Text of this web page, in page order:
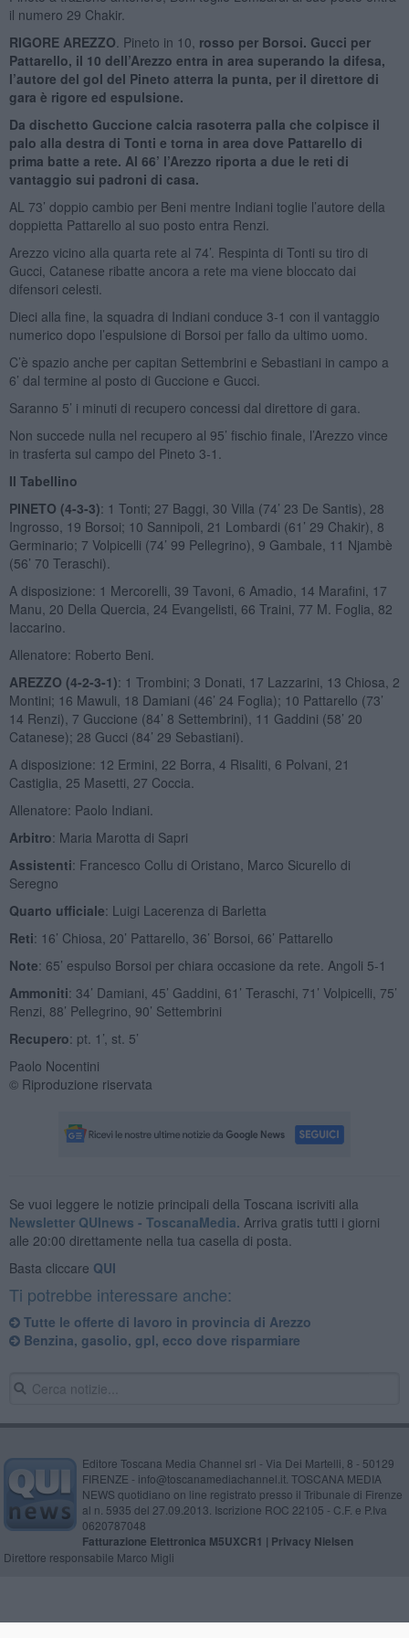
il numero 29 Chakir.
RIGORE AREZZO . Pineto in 10, rosso per Borsoi. Gucci per
Pattarello, il 10 dell’Arezzo entra in area superando la difesa,
l’autore del gol del Pineto atterra la punta, per il direttore di
gara è rigore ed espulsione.
Da dischetto Guccione calcia rasoterra palla che colpisce il
palo alla destra di Tonti e torna in area dove Pattarello di
prima batte a rete. Al 66’ l’Arezzo riporta a due le reti di
vantaggio sui padroni di casa.
AL 73’ doppio cambio per Beni mentre Indiani toglie l’autore della
doppietta Pattarello al suo posto entra Renzi.
Arezzo vicino alla quarta rete al 74’. Respinta di Tonti su tiro di
Gucci, Catanese ribatte ancora a rete ma viene bloccato dai
difensori celesti.
Dieci alla fine, la squadra di Indiani conduce 3-1 con il vantaggio
numerico dopo l’espulsione di Borsoi per fallo da ultimo uomo.
C’è spazio anche per capitan Settembrini e Sebastiani in campo a
6’ dal termine al posto di Guccione e Gucci.
Saranno 5’ i minuti di recupero concessi dal direttore di gara.
Non succede nulla nel recupero al 95’ fischio finale, l’Arezzo vince
in trasferta sul campo del Pineto 3-1.
Il Tabellino
PINETO (4-3-3): 1 Tonti; 27 Baggi, 30 Villa (74’ 23 De Santis), 28
Ingrosso, 19 Borsoi; 10 Sannipoli, 21 Lombardi (61’ 29 Chakir), 8
Germinario; 7 Volpicelli (74’ 99 Pellegrino), 9 Gambale, 11 Njambè
(56’ 70 Teraschi).
A disposizione: 1 Mercorelli, 39 Tavoni, 6 Amadio, 14 Marafini, 17
Manu, 20 Della Quercia, 24 Evangelisti, 66 Traini, 77 M. Foglia, 82
Iaccarino.
Allenatore: Roberto Beni.
AREZZO (4-2-3-1): 1 Trombini; 3 Donati, 17 Lazzarini, 13 Chiosa, 2
Montini; 16 Mawuli, 18 Damiani (46’ 24 Foglia); 10 Pattarello (73’
14 Renzi), 7 Guccione (84’ 8 Settembrini), 11 Gaddini (58’ 20
Catanese); 28 Gucci (84’ 29 Sebastiani).
A disposizione: 12 Ermini, 22 Borra, 4 Risaliti, 6 Polvani, 21
Castiglia, 25 Masetti, 27 Coccia.
Allenatore: Paolo Indiani.
Arbitro: Maria Marotta di Sapri
Assistenti: Francesco Collu di Oristano, Marco Sicurello di
Seregno
Quarto ufficiale: Luigi Lacerenza di Barletta
Reti: 16’ Chiosa, 20’ Pattarello, 36’ Borsoi, 66’ Pattarello
Note: 65’ espulso Borsoi per chiara occasione da rete. Angoli 5-1
Ammoniti: 34’ Damiani, 45’ Gaddini, 61’ Teraschi, 71’ Volpicelli, 75’
Renzi, 88’ Pellegrino, 90’ Settembrini
Recupero: pt. 1’, st. 5’
Paolo Nocentini
© Riproduzione riservata
Se vuoi leggere le notizie principali della Toscana iscriviti alla
Newsletter QUInews - ToscanaMedia. Arriva gratis tutti i giorni
alle 20:00 direttamente nella tua casella di posta.
Basta cliccare QUI
Ti potrebbe interessare anche:
​Tutte le offerte di lavoro in provincia di Arezzo
​Benzina, gasolio, gpl, ecco dove risparmiare
Editore Toscana Media Channel srl - Via Dei Martelli, 8 - 50129
FIRENZE - info@toscanamediachannel.it. TOSCANA MEDIA
NEWS quotidiano on line registrato presso il Tribunale di Firenze
al n. 5935 del 27.09.2013. Iscrizione ROC 22105 - C.F. e P.Iva
0620787048
Fatturazione Elettronica M5UXCR1 | Privacy Nielsen
Direttore responsabile Marco Migli